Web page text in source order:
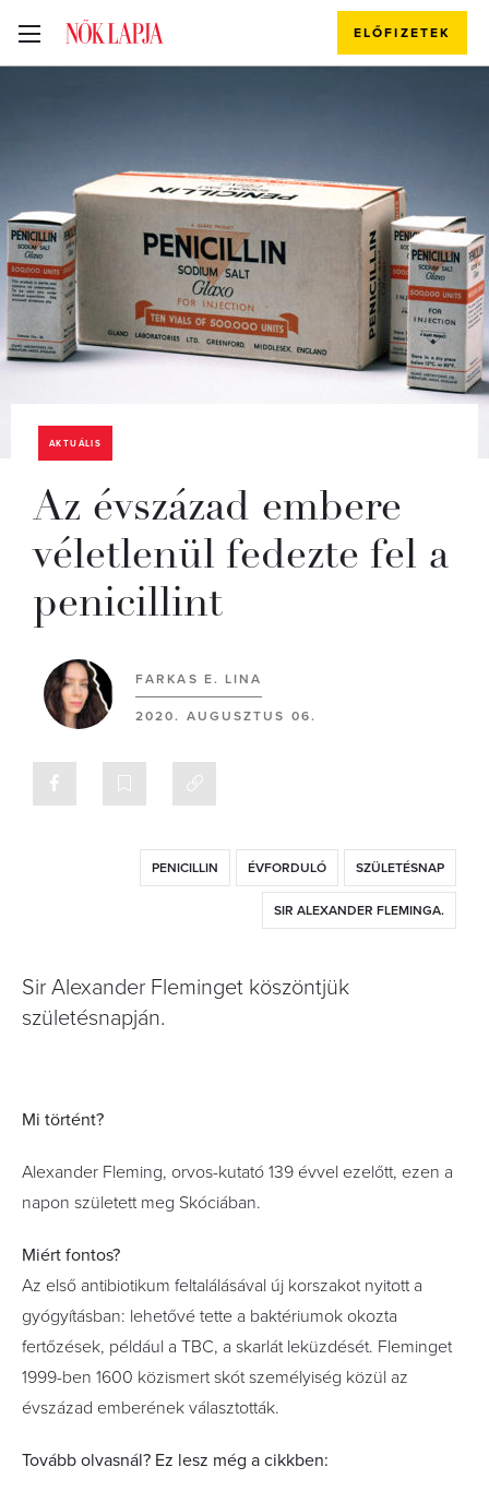
ELŐFIZETEK
AKTUÁLIS
Az évszázad embere
véletlenül fedezte fel a
penicillint
FARKAS E. LINA
2020. AUGUSZTUS 06.
PENICILLIN ÉVFORDULÓ SZÜLETÉSNAP
SIR ALEXANDER FLEMINGA.
Sir Alexander Fleminget köszöntjük
születésnapján.
Mi történt?
Alexander Fleming, orvos-kutató 139 évvel ezelőtt, ezen a
napon született meg Skóciában.
Miért fontos?
Az első antibiotikum feltalálásával új korszakot nyitott a
gyógyításban: lehetővé tette a baktériumok okozta
fertőzések, például a TBC, a skarlát leküzdését. Fleminget
1999-ben 1600 közismert skót személyiség közül az
évszázad emberének választották.
Tovább olvasnál? Ez lesz még a cikkben: